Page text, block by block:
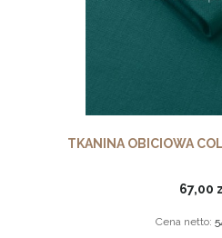
TKANINA OBICIOWA
67,00
Cena netto: